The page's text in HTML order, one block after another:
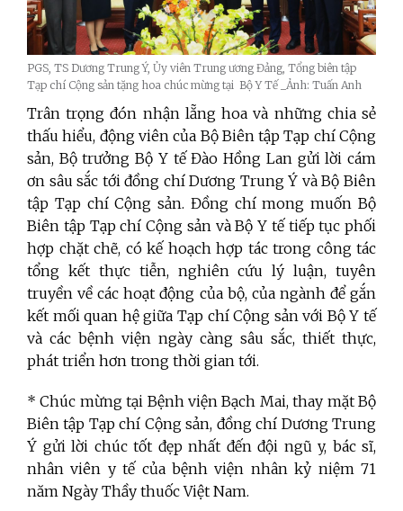
PGS, TS Dương Trung Ý, Ủy viên Trung ương Đảng, Tổng biên tập
Tạp chí Cộng sản tặng hoa chúc mừng tại Bộ Y Tế _Ảnh: Tuấn Anh
Trân trọng đón nhận lẵng hoa và những chia sẻ
thấu hiểu, động viên của Bộ Biên tập Tạp chí Cộng
sản, Bộ trưởng Bộ Y tế Đào Hồng Lan gửi lời cám
ơn sâu sắc tới đồng chí Dương Trung Ý và Bộ Biên
tập Tạp chí Cộng sản. Đồng chí mong muốn Bộ
Biên tập Tạp chí Cộng sản và Bộ Y tế tiếp tục phối
hợp chặt chẽ, có kế hoạch hợp tác trong công tác
tổng kết thực tiễn, nghiên cứu lý luận, tuyên
truyền về các hoạt động của bộ, của ngành để gắn
kết mối quan hệ giữa Tạp chí Cộng sản với Bộ Y tế
và các bệnh viện ngày càng sâu sắc, thiết thực,
phát triển hơn trong thời gian tới.
* Chúc mừng tại Bệnh viện Bạch Mai, thay mặt Bộ
Biên tập Tạp chí Cộng sản, đồng chí Dương Trung
Ý gửi lời chúc tốt đẹp nhất đến đội ngũ y, bác sĩ,
nhân viên y tế của bệnh viện nhân kỷ niệm 71
năm Ngày Thầy thuốc Việt Nam.